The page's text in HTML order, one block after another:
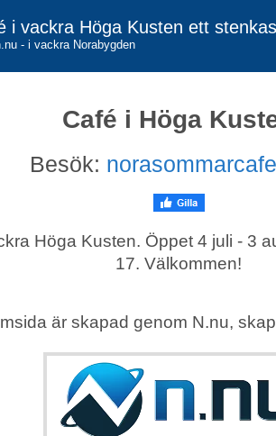
i vackra Höga Kusten ett
- i vackra Norabygden
Café i Höga
Besök:
Höga Kusten. Öppet 4 juli - 3
17. Välkommen!
är skapad genom N.nu,